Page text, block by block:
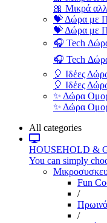
🎀 Μικρά
💝 Δώρα με
💝 Δώρα με
🎧 Tech
🎧 Tech
🎈 Ιδέες
🎈 Ιδέες
✨ Δώρα
✨ Δώρα
All categories
HOUSEHOLD &
You can simply
Fun
/
Πρωινό
/